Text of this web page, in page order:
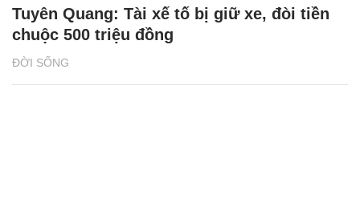
ĐỜI SỐNG
Tuyên Quang: Tài xế tố bị giữ xe, đòi tiền
chuộc 500 triệu đồng